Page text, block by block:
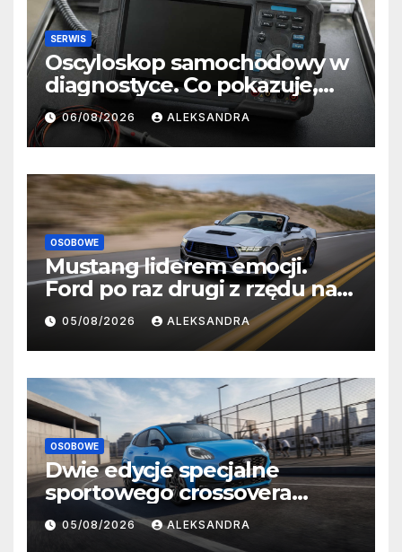
SERWIS
Oscyloskop samochodowy w
diagnostyce. Co pokazuje,
czego nie widać w testerze?
06/08/2026 ALEKSANDRA
OSOBOWE
Mustang liderem emocji.
Ford po raz drugi z rzędu na
czele rankingu J.D. Power
APEAL wśród samochodów
sportowych
05/08/2026 ALEKSANDRA
OSOBOWE
Dwie edycje specjalne
sportowego crossovera
Forda – Puma Gen-E Black
Edition oraz Puma ST Edition
05/08/2026 ALEKSANDRA